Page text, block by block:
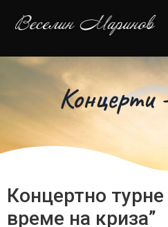
Концерти
Концертно
време на криза”